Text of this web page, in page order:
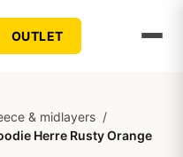
OUTLET
& midlayers /
Herre Rusty Orange